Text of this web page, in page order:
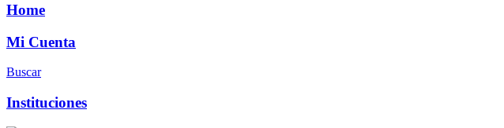
Home
Mi Cuenta
Buscar
Instituciones